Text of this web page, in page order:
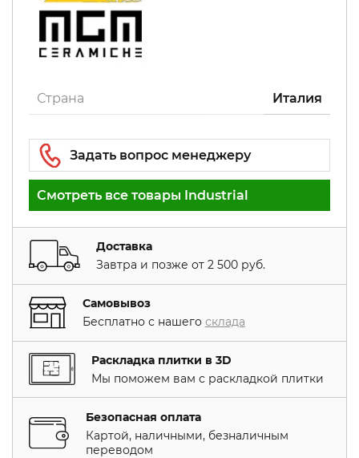
Страна Италия
Смотреть все товары Industrial
Доставка
Завтра и позже от 2 500 руб.
Самовывоз
Бесплатно с нашего склада
Раскладка плитки в 3D
Мы поможем вам с раскладкой плитки
Безопасная оплата
Картой, наличными, безналичным
переводом